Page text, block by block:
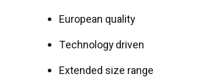
European quality
Technology driven
Extended size range